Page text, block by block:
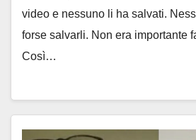
video e nessuno li ha salvati.
forse salvarli. Non era importante
Così…